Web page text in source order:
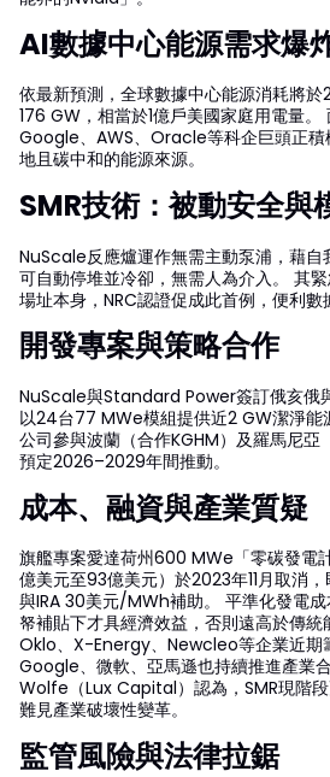
AI數據中心能源需求爆
依最新預測，全球數據中心能源消耗將
176 GW，相當於1億戶美國家庭用電量。
Google、AWS、Oracle等科企巨頭正積
地且碳中和的能源來源。
SMR技術：被動安全與
NuScale反應爐運作無需主動泵浦，藉自
可自動停堆並冷卻，無需人為介入。 其
場址本身，NRC認證促成此首例，便利數
開發專案與策略合作
NuScale與Standard Power簽訂俄亥俄
以24台77 MWe模組提供近2 GW潔淨能
公司參與波蘭（合作KGHM）及羅馬尼亞
預定2026–2029年間推動。
成本、融資與產業質疑
旗艦專案愛達荷州600 MWe「零碳發電
億美元至93億美元）於2023年11月取消
與IRA 30美元/MWh補助。 平準化發電
帑補貼下才具經濟效益，否則遠高於傳統
Oklo、X-Energy、Newcleo等企業近期
Google、微軟、亞馬遜也持續推進產業
Wolfe（Lux Capital）認為，SMR現階
難見產業破壞性變革。
監管風險與法律拉鋸